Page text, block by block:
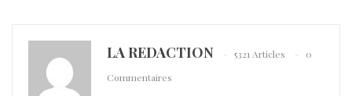
LA REDACTION 5321 Articles
0
Commentaires